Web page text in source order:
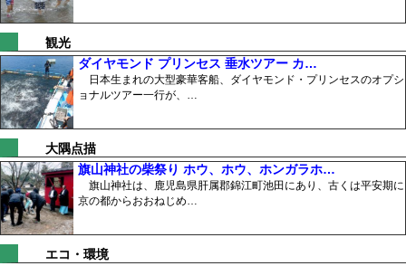
観光
ダイヤモンド プリンセス 垂水ツアー カ…
日本生まれの大型豪華客船、ダイヤモンド・プリンセスのオプシ
ョナルツアー一行が、…
大隅点描
旗山神社の柴祭り ホウ、ホウ、ホンガラホ…
旗山神社は、鹿児島県肝属郡錦江町池田にあり、古くは平安期に
京の都からおおねじめ…
エコ・環境